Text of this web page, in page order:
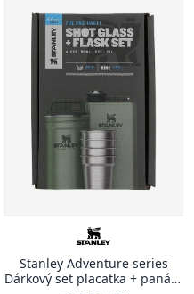
Stanley Adventure series
Dárkový set placatka + panáky